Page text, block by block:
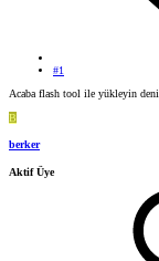
#1
Acaba flash tool ile yükleyin
B
berker
Aktif Üye